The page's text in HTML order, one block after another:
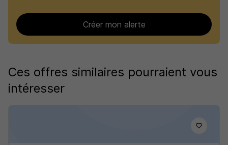
Créer mon alerte
Ces offres similaires pourraient vous
intéresser